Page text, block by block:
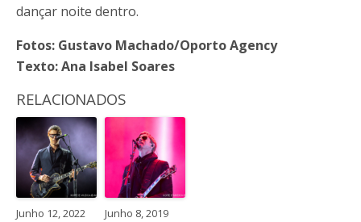
dançar noite dentro.
Fotos: Gustavo Machado/Oporto Agency
Texto: Ana Isabel Soares
RELACIONADOS
Junho 12, 2022 Junho 8, 2019